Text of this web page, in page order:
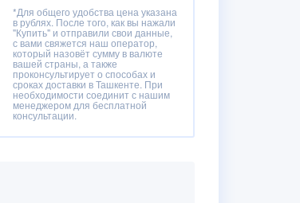
*Для общего удобства цена указана
в рублях. После того, как вы нажали
"Купить" и отправили свои данные,
с вами свяжется наш оператор,
который назовёт сумму в валюте
вашей страны, а также
проконсультирует о способах и
сроках доставки в Ташкенте. При
необходимости соединит с нашим
менеджером для бесплатной
консультации.